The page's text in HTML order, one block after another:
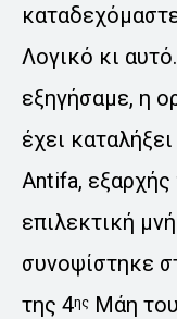
Λογικό κι
εξηγήσαμε, η
έχει
Antifa,
επιλεκτική
συνοψίστηκε
της 4ης Μάη